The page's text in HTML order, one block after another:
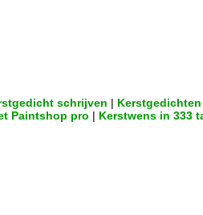
schrijven | Kerstgedichten
Paintshop pro | Kerstwens in 333